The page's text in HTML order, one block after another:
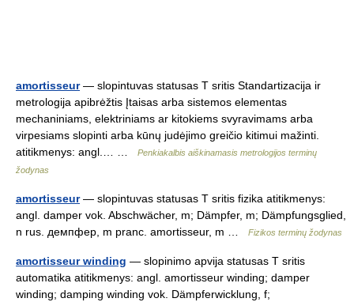
amortisseur— slopintuvas statusas T sritis Standartizacija ir
metrologija apibrėžtis Įtaisas arba sistemos elementas
mechaniniams, elektriniams ar kitokiems svyravimams arba
virpesiams slopinti arba kūnų judėjimo greičio kitimui mažinti.
atitikmenys: angl.… …
Penkiakalbis aiškinamasis metrologijos terminų
žodynas
amortisseur— slopintuvas statusas T sritis fizika atitikmenys:
angl. damper vok. Abschwächer, m; Dämpfer, m; Dämpfungsglied,
n rus. демпфер, m pranc. amortisseur, m …
Fizikos terminų žodynas
amortisseur winding — slopinimo apvija statusas T sritis
automatika atitikmenys: angl. amortisseur winding; damper
winding; damping winding vok. Dämpferwicklung, f;